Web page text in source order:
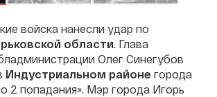
войска нанесли удар по
области. Глава
Олег Синегубов
Индустриальном районе города
2 попадания». Мэр города Игорь